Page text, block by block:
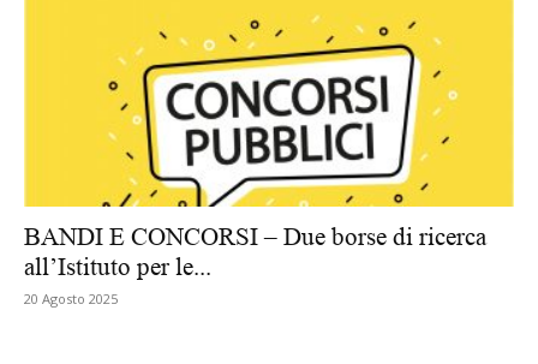
BANDI E CONCORSI – Due borse di ricerca
all’Istituto per le...
20 Agosto 2025